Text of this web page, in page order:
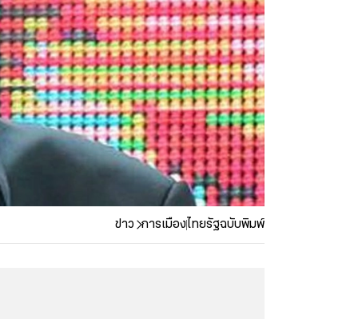
ข่าว การเมืองไทยรัฐฉบับพิมพ์